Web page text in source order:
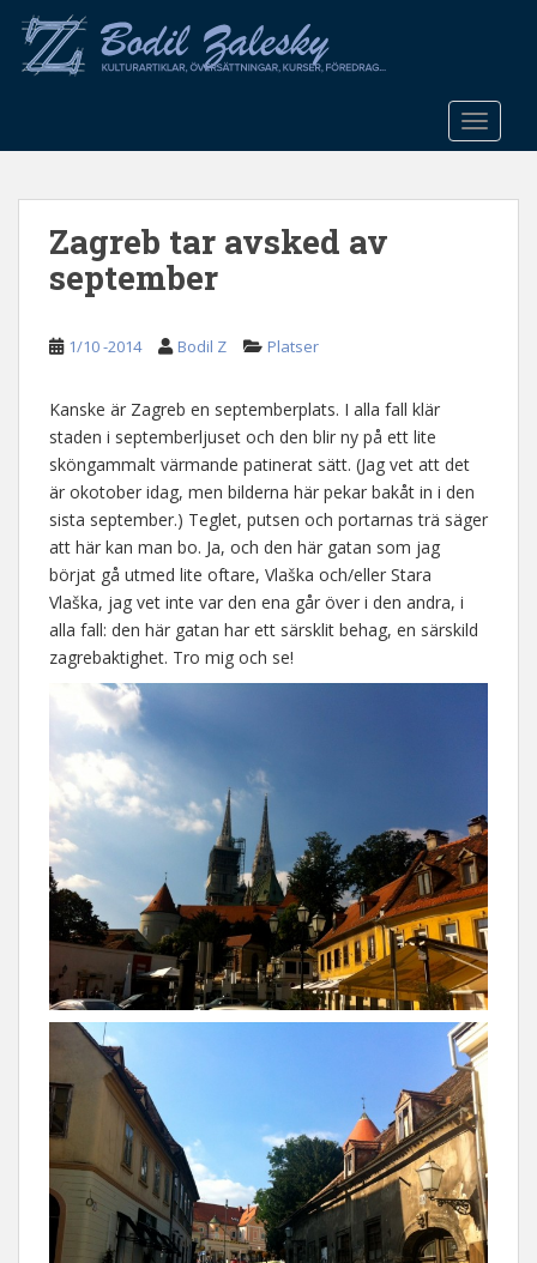
o
Zagreb tar avsked av
september
1/10 -2014 Bodil Z Platser
Kanske är Zagreb en septemberplats. I alla fall klär
staden i septemberljuset och den blir ny på ett lite
sköngammalt värmande patinerat sätt. (Jag vet att det
är okotober idag, men bilderna här pekar bakåt in i den
sista september.) Teglet, putsen och portarnas trä säger
att här kan man bo. Ja, och den här gatan som jag
börjat gå utmed lite oftare, Vlaška och/eller Stara
Vlaška, jag vet inte var den ena går över i den andra, i
alla fall: den här gatan har ett särsklit behag, en särskild
zagrebaktighet. Tro mig och se!